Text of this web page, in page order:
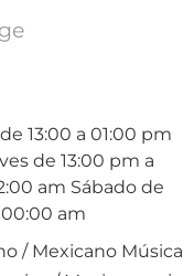
13:00 a 01:00 pm
de 13:00 pm a
am Sábado de
00:00 am
/ Mexicano Música